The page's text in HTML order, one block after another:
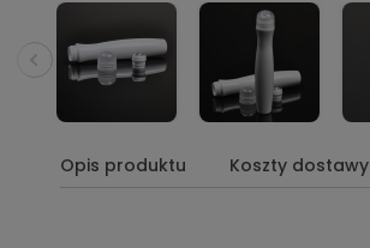
Opis produktu Koszty dostawy